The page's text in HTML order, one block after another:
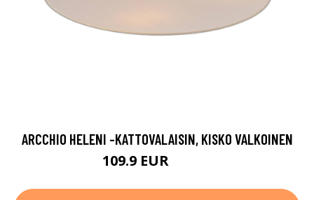
ARCCHIO HELENI -KATTOVALAISIN, KISKO VALKOINEN
109.9 EUR